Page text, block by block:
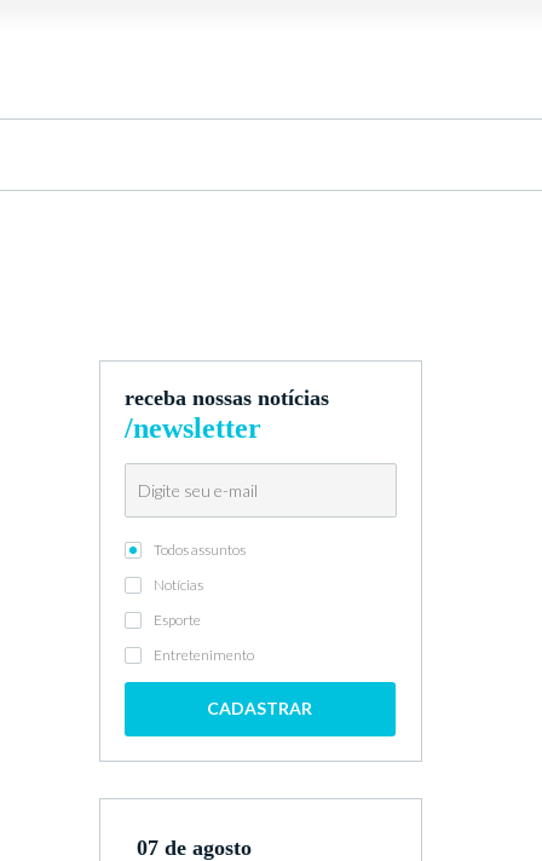
receba nossas notícias
/newsletter
Todos assuntos
Notícias
Esporte
Entretenimento
CADASTRAR
07 de agosto